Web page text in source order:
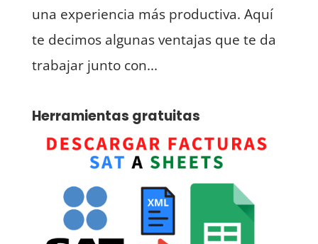
una experiencia más productiva. Aquí
te decimos algunas ventajas que te da
trabajar junto con...
Herramientas gratuitas